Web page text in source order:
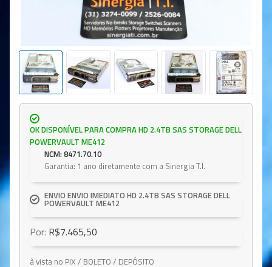
OK DISPONÍVEL PARA COMPRA HD 2.4TB SAS STORAGE DELL
POWERVAULT ME412
NCM: 8471.70.10
Garantia: 1 ano diretamente com a Sinergia T.I.
ENVIO ENVIO IMEDIATO HD 2.4TB SAS STORAGE DELL
POWERVAULT ME412
Por: R$7.465,50
à vista no PIX / BOLETO / DEPÓSITO